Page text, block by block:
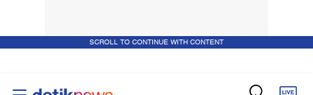
SCROLL TO CONTINUE WITH CONTENT